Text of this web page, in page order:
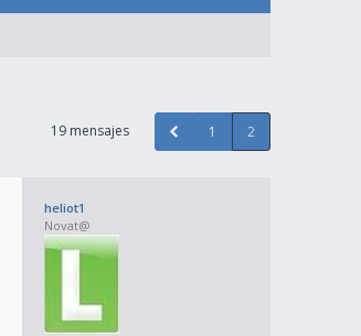
19 mensajes 1 2
heliot1
Novat@